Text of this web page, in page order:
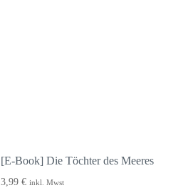
[E-Book] Die Töchter des Meeres
3,99€ inkl. Mwst